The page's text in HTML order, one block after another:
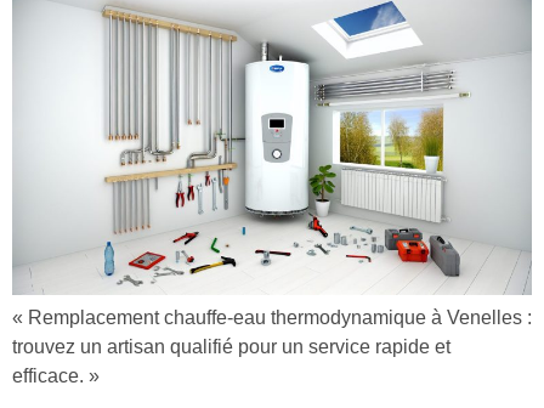
« Remplacement chauffe-eau thermodynamique à Venelles :
trouvez un artisan qualifié pour un service rapide et
efficace. »